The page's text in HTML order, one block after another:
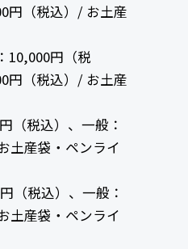
円（税込）/ お土産
10,000円（税
円（税込）/ お土産
（税込）、一般：
土産袋・ペンライ
（税込）、一般：
土産袋・ペンライ